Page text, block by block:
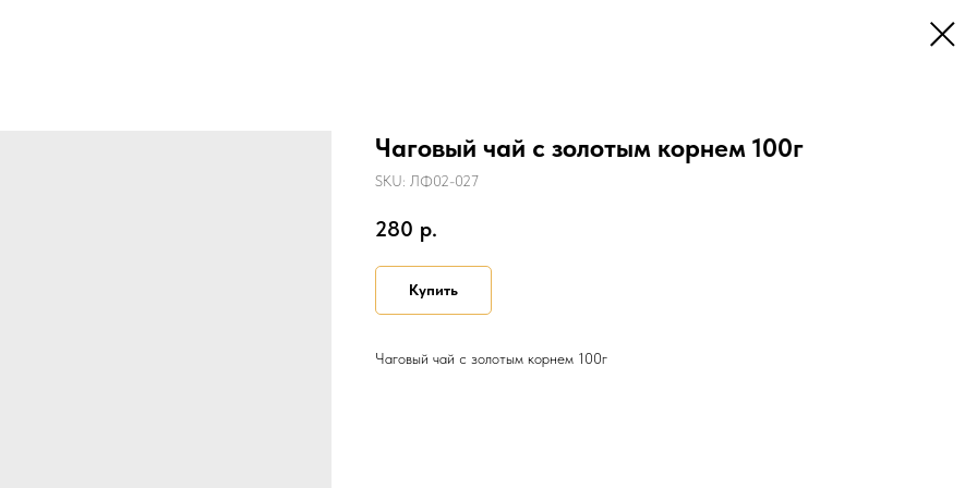
Чаговый чай с золотым корнем 100г
SKU: ЛФ02-027
280 р.
Купить
Чаговый чай с золотым корнем 100г